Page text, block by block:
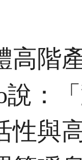
高階
說：
性與